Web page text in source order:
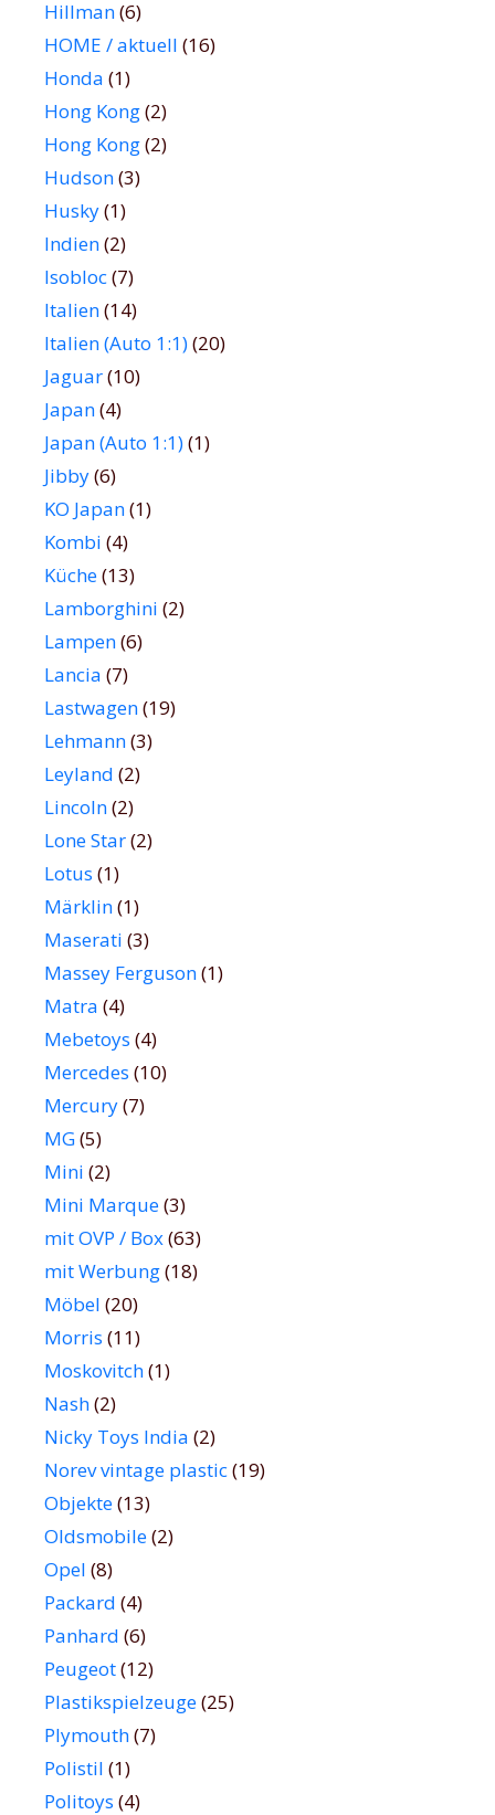
Hillman(6)
HOME / aktuell (16)
Honda (1)
Hong Kong(2)
Hong Kong(2)
Hudson(3)
Husky(1)
Indien(2)
Isobloc(7)
Italien(14)
Italien (Auto 1:1)(20)
Jaguar(10)
Japan(4)
Japan (Auto 1:1)(1)
Jibby(6)
KO Japan(1)
Kombi (4)
Küche(13)
Lamborghini (2)
Lampen(6)
Lancia (7)
Lastwagen(19)
Lehmann(3)
Leyland (2)
Lincoln(2)
Lone Star(2)
Lotus (1)
Märklin(1)
Maserati (3)
Massey Ferguson(1)
Matra (4)
Mebetoys (4)
Mercedes (10)
Mercury(7)
MG(5)
Mini (2)
Mini Marque(3)
mit OVP / Box(63)
mit Werbung(18)
Möbel (20)
Morris (11)
Moskovitch(1)
Nash(2)
Nicky Toys India (2)
Norev vintage plastic(19)
Objekte(13)
Oldsmobile(2)
Opel (8)
Packard (4)
Panhard (6)
Peugeot(12)
Plastikspielzeuge(25)
Plymouth(7)
Polistil (1)
Politoys (4)